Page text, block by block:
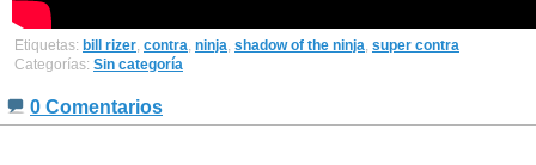
Etiquetas: bill rizer, contra, ninja, shadow of the ninja, super contra
Categorías: Sin categoría
0 Comentarios